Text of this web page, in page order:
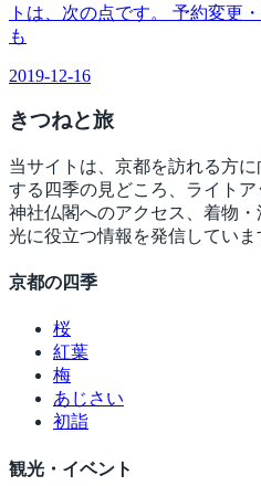
トは、次の点です。 予約変更
も
2019-12-16
きつねと旅
当サイトは、京都を訪れる方
する四季の見どころ、ライトア
神社仏閣へのアクセス、着物
光に役立つ情報を発信していま
京都の四季
桜
紅葉
梅
あじさい
初詣
観光・イベント